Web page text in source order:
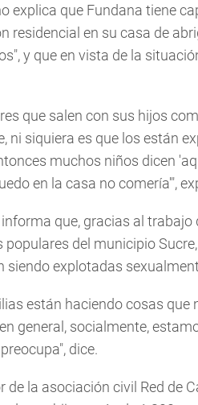
explica que Fundana tiene
residencial en su casa de
y que en vista de la
que salen con sus hijos
ni siquiera es que los están
muchos niños dicen
en la casa no comería'",
que, gracias al trabajo
populares del municipio
siendo explotadas
están haciendo cosas que
general, socialmente,
dice.
de la asociación civil Red de